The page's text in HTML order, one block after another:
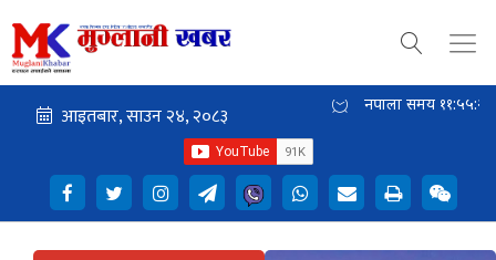
नेपाली समय ११:५५:२४